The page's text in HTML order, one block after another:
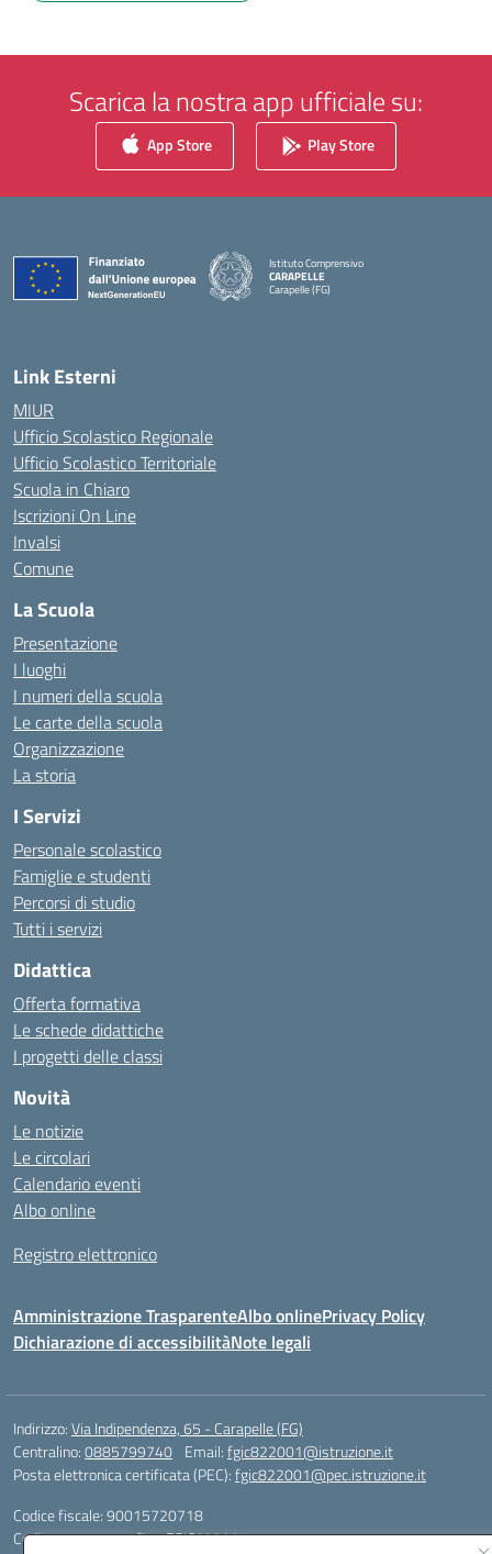
Scarica la nostra app ufficiale su:
App Store Play Store
Istituto Comprensivo
CARAPELLE
Carapelle (FG)
— Visita la pagina iniziale della scuola
Link Esterni
MIUR
Ufficio Scolastico Regionale
Ufficio Scolastico Territoriale
Scuola in Chiaro
Iscrizioni On Line
Invalsi
Comune
La Scuola
Presentazione
I luoghi
I numeri della scuola
Le carte della scuola
Organizzazione
La storia
I Servizi
Personale scolastico
Famiglie e studenti
Percorsi di studio
Tutti i servizi
Didattica
Offerta formativa
Le schede didattiche
I progetti delle classi
Novità
Le notizie
Le circolari
Calendario eventi
Albo online
Registro elettronico
Amministrazione TrasparenteAlbo onlinePrivacy Policy
Dichiarazione di accessibilitàNote legali
Indirizzo:Via Indipendenza, 65 - Carapelle (FG)
Centralino:0885799740 Email:fgic822001@istruzione.it
Posta elettronica certificata (PEC):fgic822001@pec.istruzione.it
Codice fiscale: 90015720718
Codice meccanografico:FGIC822001